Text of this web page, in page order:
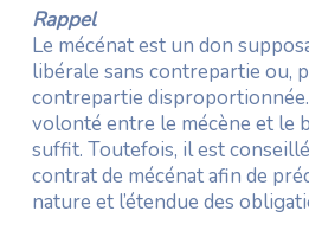
Rappel
Le mécénat est un don
libérale sans contrepartie ou,
contrepartie
volonté entre le mécène et le
suffit. Toutefois, il est
contrat de mécénat afin de
nature et l’étendue des